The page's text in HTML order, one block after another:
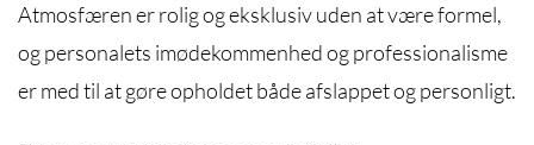
Atmosfæren er rolig og eksklusiv uden at være formel,
og personalets imødekommenhed og professionalisme
er med til at gøre opholdet både afslappet og personligt.